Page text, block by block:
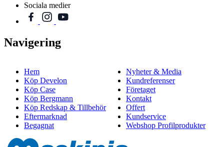
Sociala medier
Navigering
Hem
Köp Develon
Köp Case
Köp Bergmann
Köp Redskap & Tillbehör
Eftermarknad
Begagnat
Nyheter & Media
Kundreferenser
Företaget
Kontakt
Offert
Kundservice
Webshop Profilprodukter